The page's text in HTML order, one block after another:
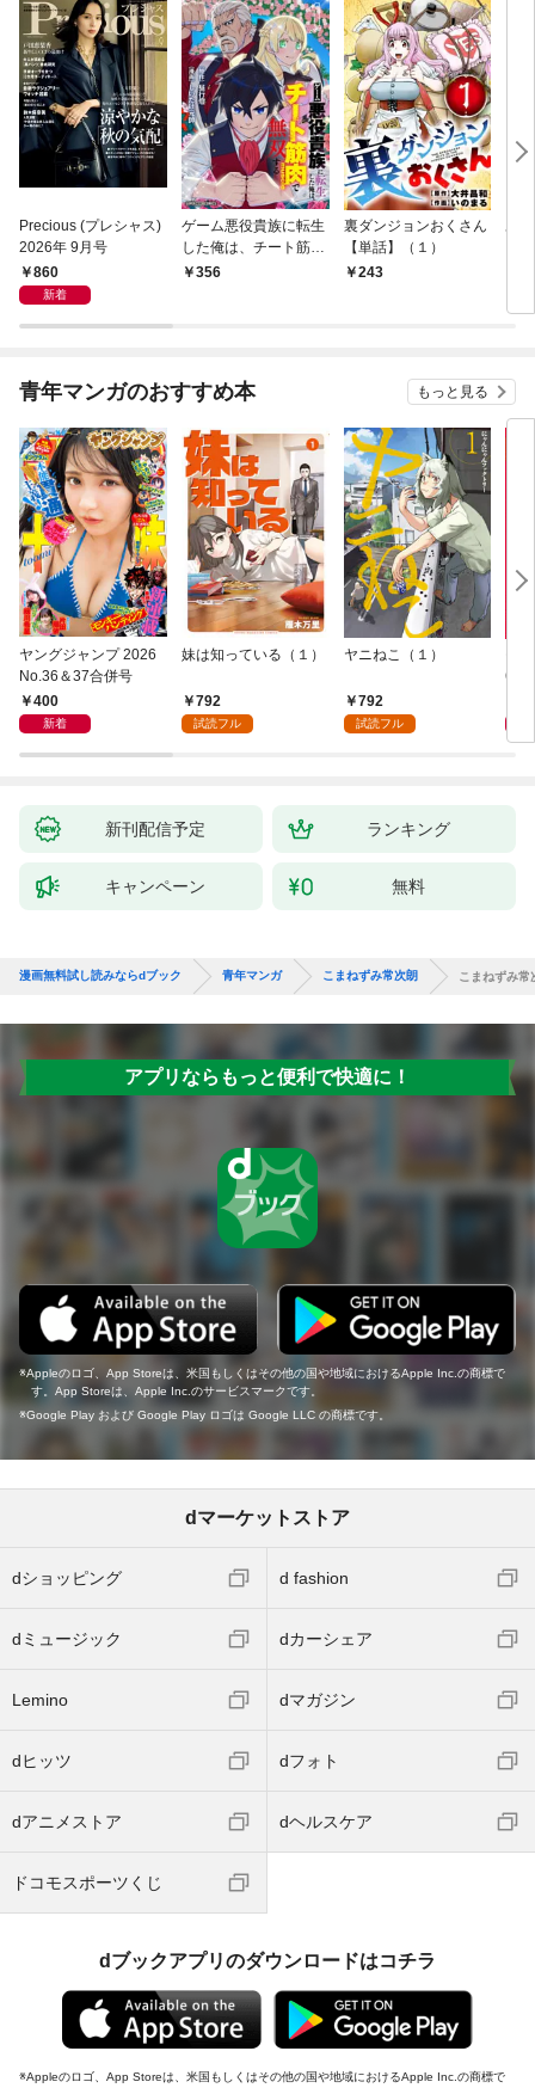
Precious (プレシャス)
2026年 9月号
860
新着
ゲーム悪役貴族に転生
した俺は、チート筋肉
で無双する【単話】
356
裏ダンジョンおくさん
【単話】（１）
243
青年マンガのおすすめ本 もっと見る
ヤングジャンプ 2026
No.36＆37合併号
400
新着
妹は知っている（１）
792
試読フル
ヤニねこ（１）
792
試読フル
6・
新刊配信予定 ランキング
キャンペーン 無料
漫画無料試し読みならdブック 青年マンガ こまねずみ常次朗 こまねずみ常
アプリならもっと便利で快適に！
Appleのロゴ、App Storeは、米国もしくはその他の国や地域におけるApple Inc.の商標で
す。App Storeは、Apple Inc.のサービスマークです。
Google Play および Google Play ロゴは Google LLC の商標です。
dマーケットストア
dショッピング d fashion
dミュージック dカーシェア
Lemino dマガジン
dヒッツ dフォト
dアニメストア dヘルスケア
ドコモスポーツくじ
dブックアプリのダウンロードはコチラ
Appleのロゴ、App Storeは、米国もしくはその他の国や地域におけるApple Inc.の商標で